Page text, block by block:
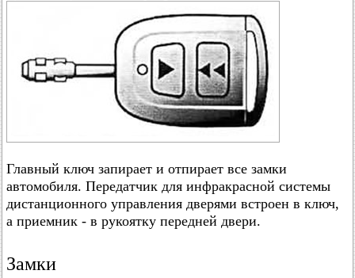
Главный ключ запирает и отпирает все замки
автомобиля. Передатчик для инфракрасной системы
дистанционного управления дверями встроен в ключ,
а приемник - в рукоятку передней двери.
Замки